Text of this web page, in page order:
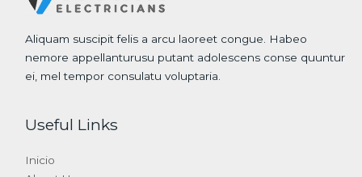
Aliquam suscipit felis a arcu laoreet congue. Habeo
nemore appellanturusu putant adolescens conse quuntur
ei, mel tempor consulatu voluptaria.
Useful Links
Inicio